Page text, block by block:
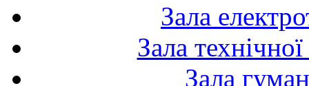
Зала
Зала
Зала